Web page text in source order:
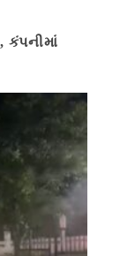
કંપનીમાં